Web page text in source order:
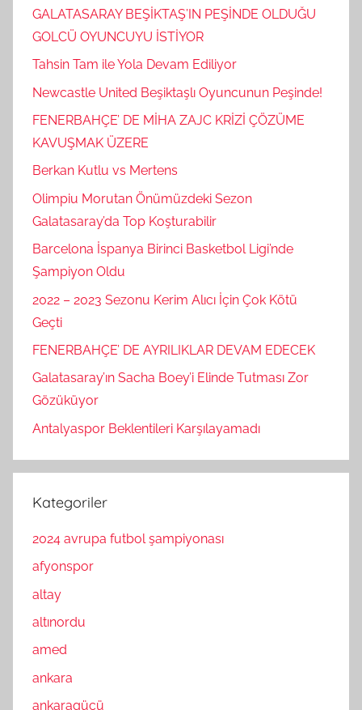
GALATASARAY BEŞİKTAŞ’IN PEŞİNDE OLDUĞU
GOLCÜ OYUNCUYU İSTİYOR
Tahsin Tam ile Yola Devam Ediliyor
Newcastle United Beşiktaşlı Oyuncunun Peşinde!
FENERBAHÇE’ DE MİHA ZAJC KRİZİ ÇÖZÜME
KAVUŞMAK ÜZERE
Berkan Kutlu vs Mertens
Olimpiu Morutan Önümüzdeki Sezon
Galatasaray’da Top Koşturabilir
Barcelona İspanya Birinci Basketbol Ligi’nde
Şampiyon Oldu
2022 – 2023 Sezonu Kerim Alıcı İçin Çok Kötü
Geçti
FENERBAHÇE’ DE AYRILIKLAR DEVAM EDECEK
Galatasaray’ın Sacha Boey’i Elinde Tutması Zor
Gözüküyor
Antalyaspor Beklentileri Karşılayamadı
Kategoriler
2024 avrupa futbol şampiyonası
afyonspor
altay
altınordu
amed
ankara
ankaragücü